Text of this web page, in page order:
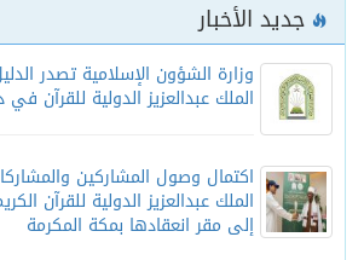
جديد الأخبار
وزارة الشؤون الإسلامية تصدر
الملك عبدالعزيز الدولية للقرآن في
اكتمال وصول المشاركين
إلى مقر انعقادها بمكة المكرمة